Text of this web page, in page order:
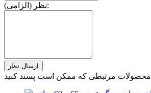
نظر (الزامی):
محصولات مرتبطی که ممکن است پسند کنید